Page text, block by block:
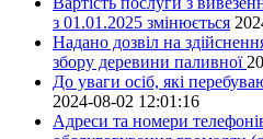
з 01.01.2025 змінюється
Надано дозвіл на
збору деревини паливної
До уваги осіб, які
2024-08-02 12:01:16
Адреси та номери телефонів